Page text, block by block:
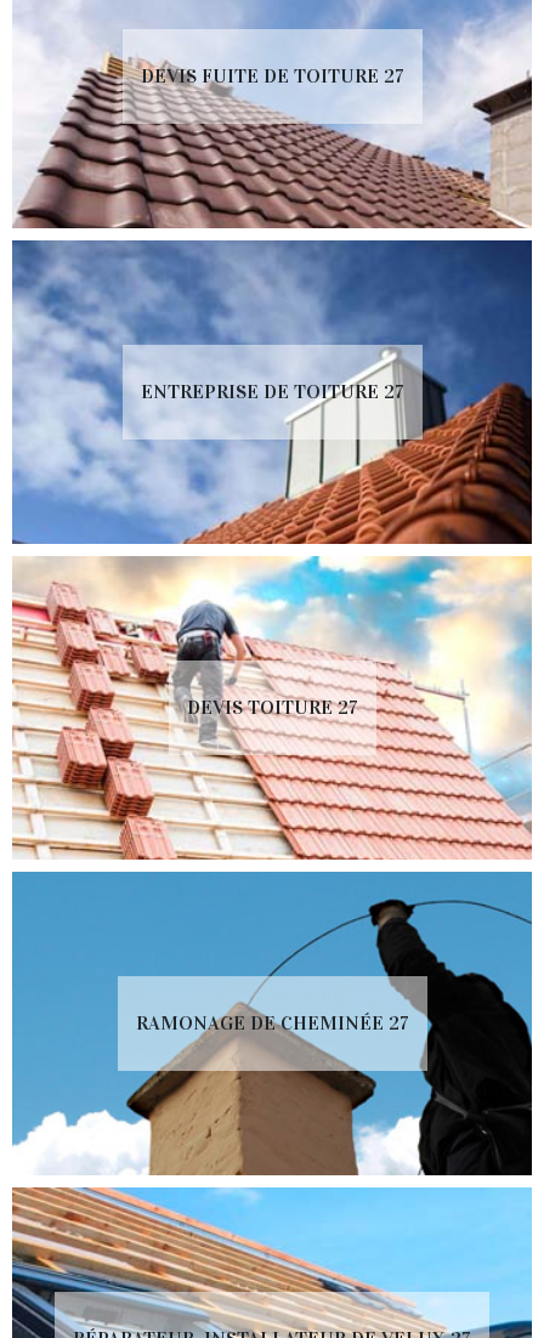
DEVIS FUITE DE TOITURE 27
ENTREPRISE DE TOITURE 27
DEVIS TOITURE 27
RAMONAGE DE CHEMINÉE 27